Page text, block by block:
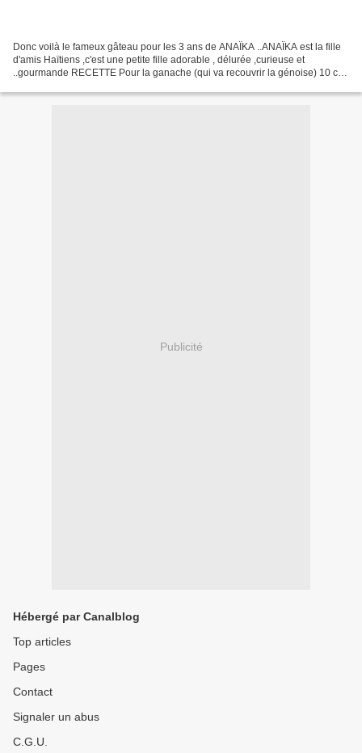
Donc voilà le fameux gâteau pour les 3 ans de ANAÏKA ..ANAÏKA est la fille
d'amis Haïtiens ,c'est une petite fille adorable , délurée ,curieuse et
..gourmande RECETTE Pour la ganache (qui va recouvrir la génoise) 10 cl
Publicité
Hébergé par Canalblog
Top articles
Pages
Contact
Signaler un abus
C.G.U.